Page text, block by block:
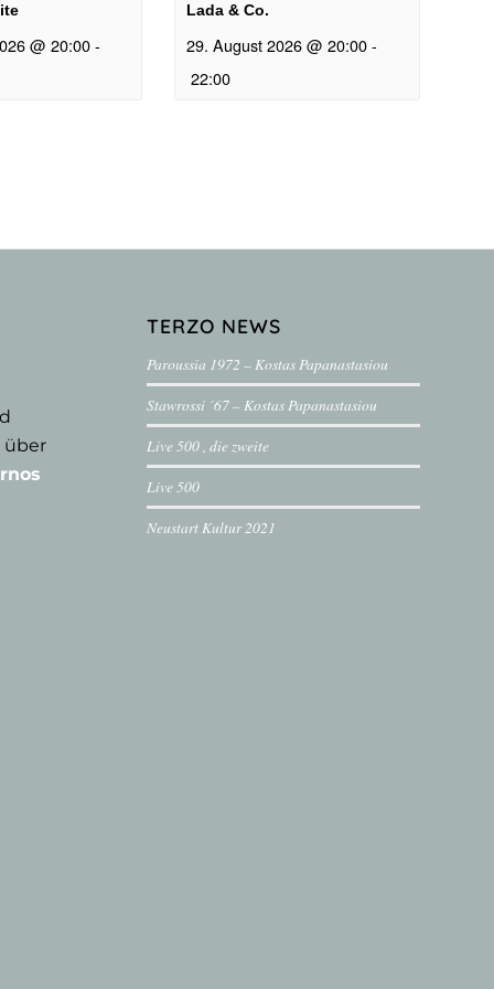
@ 20:00 -
Lada & Co.
29. August 2026 @ 20:00 -
22:00
über
TERZO NEWS
Paroussia 1972 – Kostas Papanastasiou
Stawrossi ´67 – Kostas Papanastasiou
Live 500 , die zweite
Live 500
Neustart Kultur 2021